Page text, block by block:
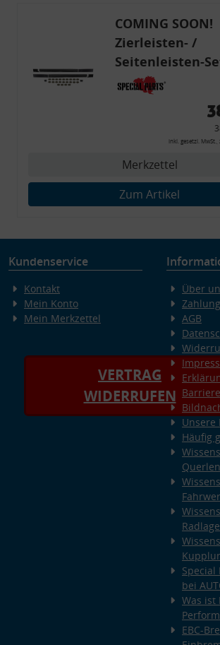
COMING SOON!
Zierleisten- /
Seitenleisten-
80 Cabrio, Coupe,
Zierleiste, 2x
inkl. gesetzl. MwSt.,
Merkzettel
Zum Artikel
Kundenservice
Kontakt
Mein Konto
Mein Merkzettel
VERTRAG
WIDERRUFEN
Über
AGB
Unsere
Häufig
Special
bei
Was ist
EBC-